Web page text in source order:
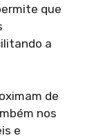
que
a
de
nos
e